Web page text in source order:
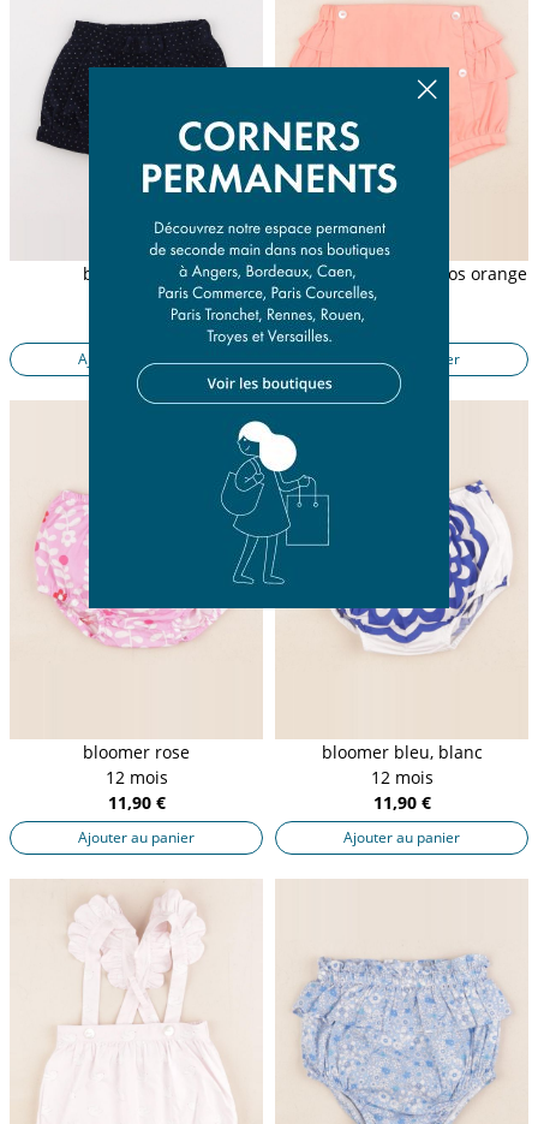
bloomer bleu
12 mois
Ajouter au panier
bloomer volants au dos orange
12 mois
Ajouter au panier
bloomer rose
12 mois
11,90 €
Ajouter au panier
bloomer bleu, blanc
12 mois
11,90 €
Ajouter au panier